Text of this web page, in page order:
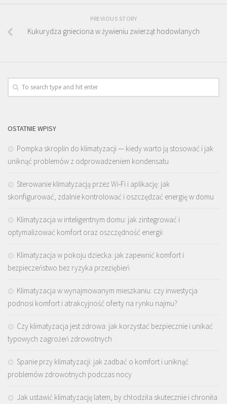
PREVIOUS STORY
Kukurydza gnieciona w żywieniu zwierząt hodowlanych
OSTATNIE WPISY
Pompka skroplin do klimatyzacji — kiedy warto ją stosować i jak
uniknąć problemów z odprowadzeniem kondensatu
Sterowanie klimatyzacją przez Wi-Fi i aplikację: jak
skonfigurować, zdalnie kontrolować i oszczędzać energię w domu
Klimatyzacja w inteligentnym domu: jak zintegrować i
optymalizować komfort oraz oszczędność energii
Klimatyzacja w pokoju dziecka: jak zapewnić komfort i
bezpieczeństwo bez ryzyka przeziębień
Klimatyzacja w wynajmowanym mieszkaniu: czy inwestycja
podnosi komfort i atrakcyjność oferty na rynku najmu?
Czy klimatyzacja jest zdrowa: jak korzystać bezpiecznie i unikać
typowych zagrożeń zdrowotnych
Spanie przy klimatyzacji: jak zadbać o komfort i uniknąć
problemów zdrowotnych podczas nocy
Jak ustawić klimatyzację latem, by chłodziła skutecznie i chroniła